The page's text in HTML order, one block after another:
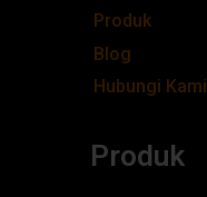
Produk
Blog
Hubungi Kami
Produk